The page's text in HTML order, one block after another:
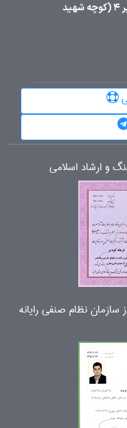
البرز، نظرآباد، الغدیر جنوبی، کوچه غدیر 4 (کوچه شهید
و ارشاد اسلامی
نظام صنفی رایانه